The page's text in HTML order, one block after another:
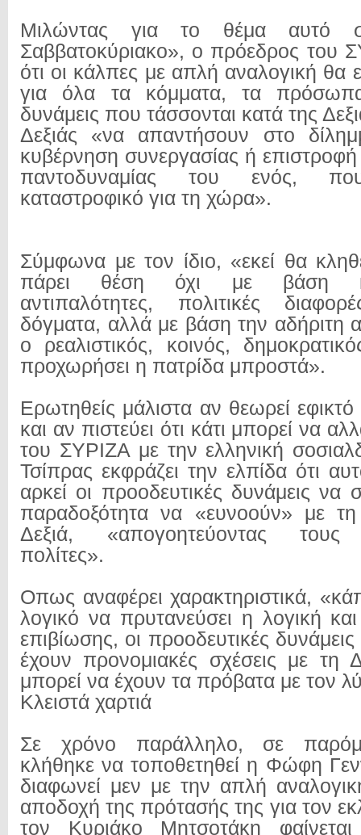
Μιλώντας για το θέμα αυτό
Σαββατοκύριακο», ο πρόεδρος του
ότι οι κάλπες με απλή αναλογική θα
για όλα τα κόμματα, τα πρόσωπα,
δυνάμεις που τάσσονται κατά της
Δεξιάς «να απαντήσουν στο
κυβέρνηση συνεργασίας ή
παντοδυναμίας του ενός,
καταστροφικό για τη χώρα».
Σύμφωνα με τον ίδιο, «εκεί θα
πάρει θέση όχι με βάση
αντιπαλότητες, πολιτικές
δόγματα, αλλά με βάση την αδήριτη
ο ρεαλιστικός, κοινός,
προχωρήσει η πατρίδα μπροστά».
Ερωτηθείς μάλιστα αν θεωρεί
και αν πιστεύει ότι κάτι μπορεί να
του ΣΥΡΙΖΑ με την ελληνική
Τσίπρας εκφράζει την ελπίδα ότι
αρκεί οι προοδευτικές δυνάμεις να
παραδοξότητα να «ευνοούν» με
Δεξιά, «απογοητεύοντας τους
πολίτες».
Οπως αναφέρει χαρακτηριστικά,
λογικό να πρυτανεύσει η λογική
επιβίωσης, οι προοδευτικές
έχουν προνομιακές σχέσεις με τη
μπορεί να έχουν τα πρόβατα με τον
Κλειστά χαρτιά
Σε χρόνο παράλληλο, σε
κλήθηκε να τοποθετηθεί η Φώφη
διαφωνεί μεν με την απλή
αποδοχή της πρότασής της για τον
τον Κυριάκο Μητσοτάκη